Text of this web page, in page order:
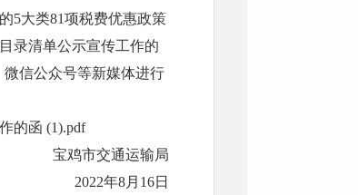
5大类81项税费优惠政策
录清单公示宣传工作的
信公众号等新媒体进行
的函 (1).pdf
宝鸡市交通运输局
2022年8月16日